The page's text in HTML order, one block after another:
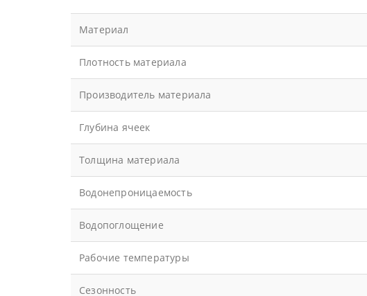
Материал
Плотность материала
Производитель материала
Глубина ячеек
Толщина материала
Водонепроницаемость
Водопоглощение
Рабочие температуры
Сезонность